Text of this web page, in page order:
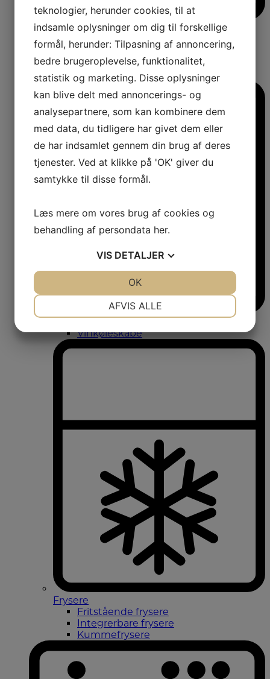
Køle-/fryseskabe
Fritstående køle-/fryseskabe
Integrerbare køle-/fryseskabe
Køleskabe med fryseboks
Amerikanerkøleskabe
Vinkøleskabe
Frysere
Fritstående frysere
Integrerbare frysere
Kummefrysere
teknologier, herunder cookies, til at
indsamle oplysninger om dig til forskellige
formål, herunder: Tilpasning af annoncering,
bedre brugeroplevelse, funktionalitet,
statistik og marketing. Disse oplysninger
kan blive delt med annoncerings- og
analysepartnere, som kan kombinere dem
med data, du tidligere har givet dem eller
de har indsamlet gennem din brug af deres
tjenester. Ved at klikke på 'OK' giver du
samtykke til disse formål.
Læs mere om vores brug af cookies og
behandling af persondata her.
VIS DETALJER
MARKETING
AFVIS ALLE
OK